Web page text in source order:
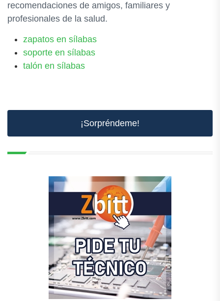
recomendaciones de amigos, familiares y
profesionales de la salud.
zapatos en sílabas
soporte en sílabas
talón en sílabas
¡Sorpréndeme!